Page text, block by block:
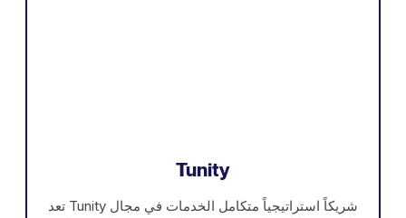
Tunity
تعد Tunity شريكاً استراتيجياً متكامل الخدمات في مجال